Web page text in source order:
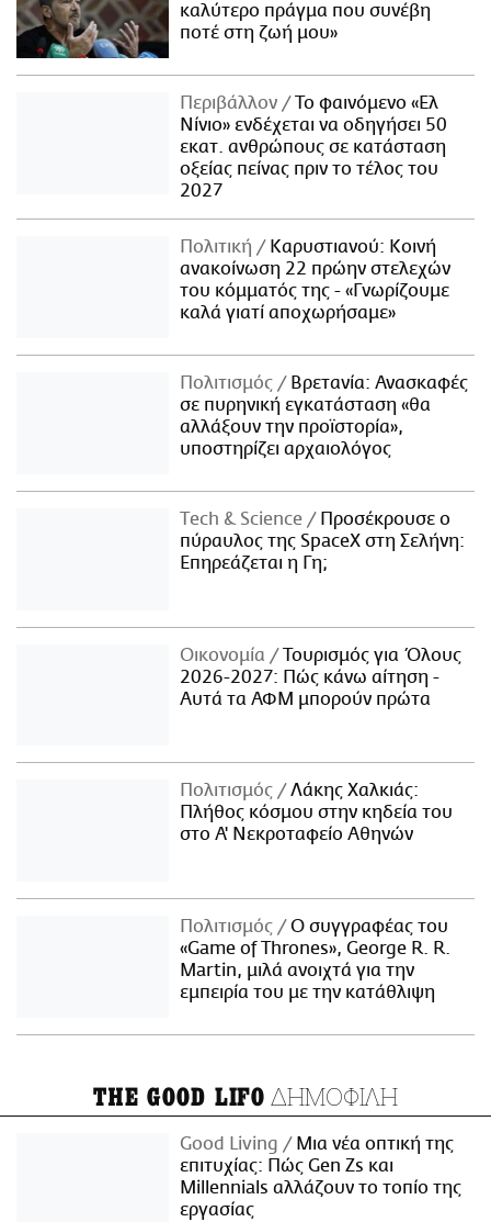
καλύτερο πράγμα που συνέβη
ποτέ στη ζωή μου»
Περιβάλλον
Το φαινόμενο «Ελ
Νίνιο» ενδέχεται να οδηγήσει 50
εκατ. ανθρώπους σε κατάσταση
οξείας πείνας πριν το τέλος του
2027
Πολιτική
Καρυστιανού: Κοινή
ανακοίνωση 22 πρώην στελεχών
του κόμματός της - «Γνωρίζουμε
καλά γιατί αποχωρήσαμε»
Πολιτισμός
Βρετανία: Ανασκαφές
σε πυρηνική εγκατάσταση «θα
αλλάξουν την προϊστορία»,
υποστηρίζει αρχαιολόγος
Τech & Science
Προσέκρουσε ο
πύραυλος της SpaceX στη Σελήνη:
Επηρεάζεται η Γη;
Οικονομία
Τουρισμός για Όλους
2026-2027: Πώς κάνω αίτηση -
Αυτά τα ΑΦΜ μπορούν πρώτα
Πολιτισμός
Λάκης Χαλκιάς:
Πλήθος κόσμου στην κηδεία του
στο Α' Νεκροταφείο Αθηνών
Πολιτισμός
Ο συγγραφέας του
«Game of Thrones», George R. R.
Martin, μιλά ανοιχτά για την
εμπειρία του με την κατάθλιψη
THE GOOD LIFO ΔΗΜΟΦΙΛΗ
Good Living
Μια νέα οπτική της
επιτυχίας: Πώς Gen Zs και
Millennials αλλάζουν το τοπίο της
εργασίας